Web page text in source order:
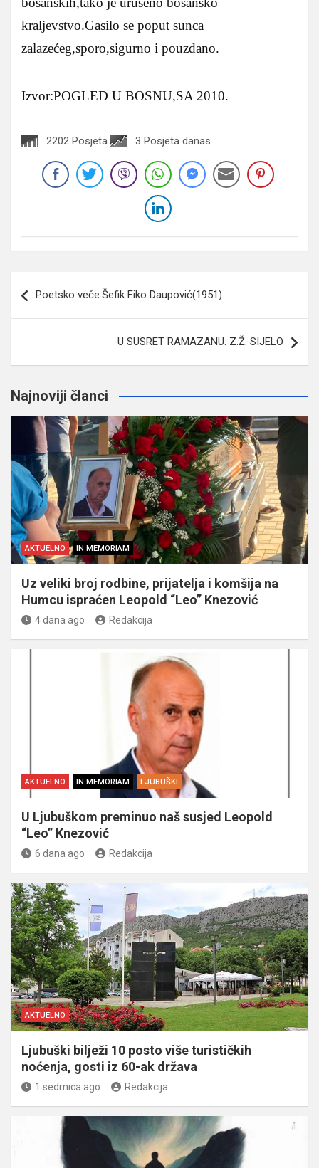
kraljevstvo.Gasilo se poput sunca
zalazećeg,sporo,sigurno i pouzdano.
Izvor:POGLED U BOSNU,SA 2010.
2202 Posjeta 3 Posjeta danas
članaka
Poetsko veče:Šefik Fiko Daupović(1951)
U SUSRET RAMAZANU: Z.Ž. SIJELO
Najnoviji članci
AKTUELNO IN MEMORIAM
Uz veliki broj rodbine, prijatelja i komšija na
Humcu ispraćen Leopold “Leo” Knezović
4 dana ago Redakcija
AKTUELNO IN MEMORIAM LJUBUŠKI
U Ljubuškom preminuo naš susjed Leopold
“Leo” Knezović
6 dana ago Redakcija
AKTUELNO
Ljubuški bilježi 10 posto više turističkih
noćenja, gosti iz 60-ak država
1 sedmica ago Redakcija